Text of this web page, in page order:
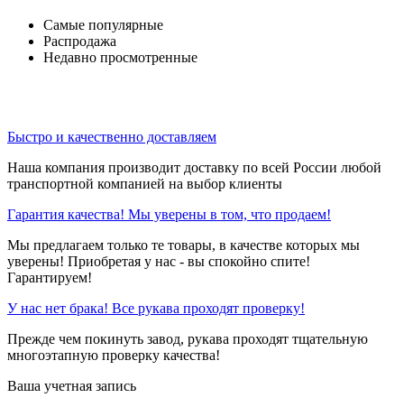
Самые популярные
Распродажа
Недавно просмотренные
Быстро и качественно доставляем
Наша компания производит доставку по всей России любой
транспортной компанией на выбор клиенты
Гарантия качества! Мы уверены в том, что продаем!
Мы предлагаем только те товары, в качестве которых мы
уверены! Приобретая у нас - вы спокойно спите!
Гарантируем!
У нас нет брака! Все рукава проходят проверку!
Прежде чем покинуть завод, рукава проходят тщательную
многоэтапную проверку качества!
Ваша учетная запись